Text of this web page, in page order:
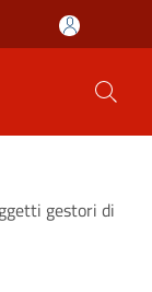
gestori di